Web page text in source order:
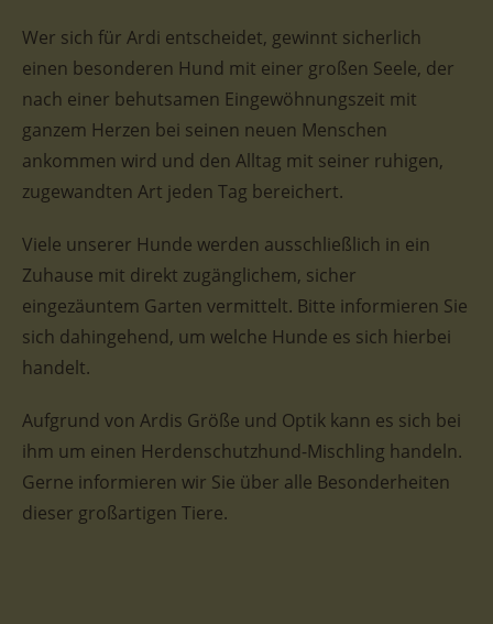
Wer sich für Ardi entscheidet, gewinnt sicherlich
einen besonderen Hund mit einer großen Seele, der
nach einer behutsamen Eingewöhnungszeit mit
ganzem Herzen bei seinen neuen Menschen
ankommen wird und den Alltag mit seiner ruhigen,
zugewandten Art jeden Tag bereichert.
Viele unserer Hunde werden ausschließlich in ein
Zuhause mit direkt zugänglichem, sicher
eingezäuntem Garten vermittelt. Bitte informieren Sie
sich dahingehend, um welche Hunde es sich hierbei
handelt.
Aufgrund von Ardis Größe und Optik kann es sich bei
ihm um einen Herdenschutzhund-Mischling handeln.
Gerne informieren wir Sie über alle Besonderheiten
dieser großartigen Tiere.